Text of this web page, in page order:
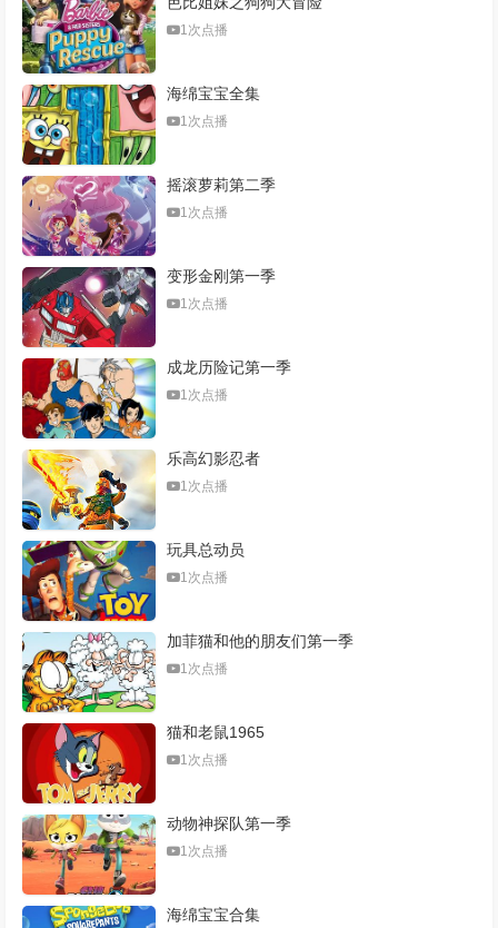
1次点播
海绵宝宝全集
1次点播
摇滚萝莉第二季
1次点播
变形金刚第一季
1次点播
成龙历险记第一季
1次点播
乐高幻影忍者
1次点播
玩具总动员
1次点播
加菲猫和他的朋友们第一季
1次点播
猫和老鼠1965
1次点播
动物神探队第一季
1次点播
海绵宝宝合集